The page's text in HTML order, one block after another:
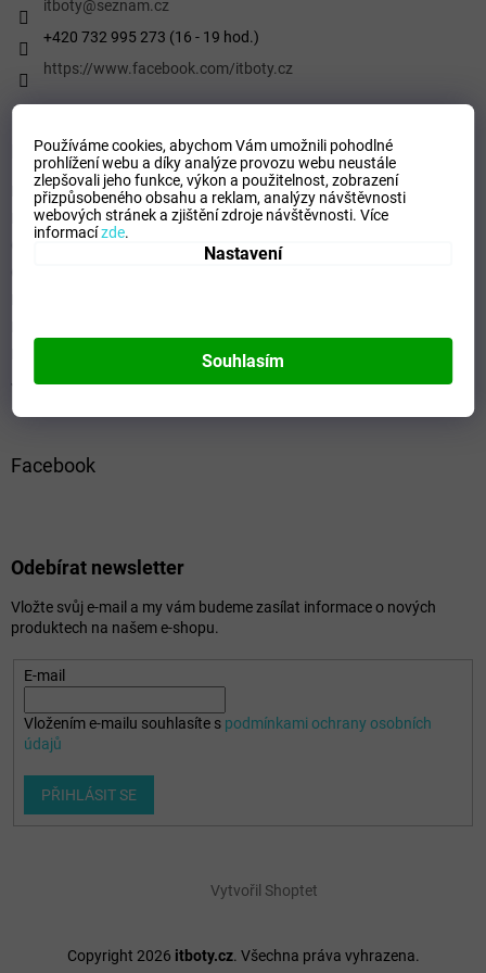
Používáme cookies, abychom Vám umožnili pohodlné
prohlížení webu a díky analýze provozu webu neustále
zlepšovali jeho funkce, výkon a použitelnost,zobrazení
přizpůsobeného obsahu a reklam, analýzy návštěvnosti
webových stránek a zjištění zdroje návštěvnosti.Více
informacízde.
Nastavení
Souhlasím
itboty@seznam.cz
+420 732 995 273 (16 - 19 hod.)
https://www.facebook.com/itboty.cz
Informace pro vás
Kontaktní formulář
Podmínky ochrany osobních údajů
Jak ověřujeme hodnocení a recenze
Facebook
Odebírat newsletter
Vložte svůj e-mail a my vám budeme zasílat informace o nových
produktech na našem e-shopu.
E-mail
Vložením e-mailu souhlasíte s podmínkami ochrany osobních
údajů
PŘIHLÁSIT SE
Vytvořil Shoptet
Copyright 2026 itboty.cz. Všechna práva vyhrazena.